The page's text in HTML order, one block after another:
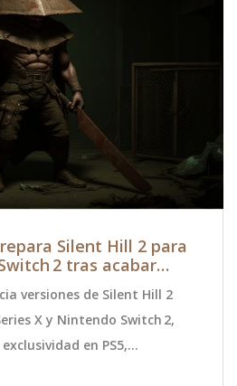
Silent Hill 2 para
2 tras acabar
versiones de Silent Hill 2
X y Nintendo Switch 2,
en PS5,